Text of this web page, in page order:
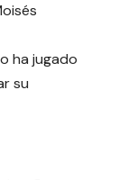
ha jugado
su